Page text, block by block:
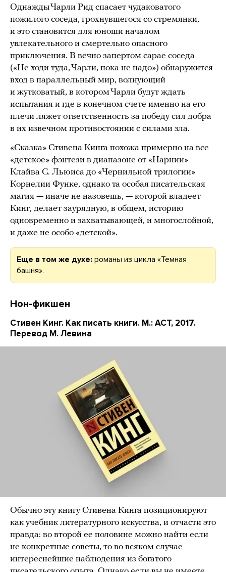
Однажды Чарли Рид спасает чудаковатого
пожилого соседа, грохнувшегося со стремянки,
и это становится для юноши началом
увлекательного и смертельно опасного
приключения. В вечно запертом сарае соседа
(«Не ходи туда, Чарли, пока не надо») обнаружится
вход в параллельный мир, волнующий
и жутковатый, в котором Чарли будут ждать
испытания и где в конечном счете именно на его
плечи ляжет ответственность за победу сил добра
в их извечном противостоянии с силами зла.
«Сказка» Стивена Кинга похожа примерно на все
«детское» фэнтези в диапазоне от «Нарнии»
Клайва С. Льюиса до «Чернильной трилогии»
Корнелии Функе, однако та особая писательская
магия — иначе не назовешь, — которой владеет
Кинг, делает заурядную, в общем, историю
одновременно и захватывающей, и многослойной,
и даже не особо «детской».
Еще в том же духе: романы из цикла «Темная
башня».
Нон-фикшен
Стивен Кинг. Как писать книги. М.: АСТ, 2017.
Перевод М. Левина
Обычно эту книгу Стивена Кинга позиционируют
как учебник литературного искусства, и отчасти это
правда: во второй ее половине можно найти если
не конкретные советы, то во всяком случае
интереснейшие наблюдения из богатого